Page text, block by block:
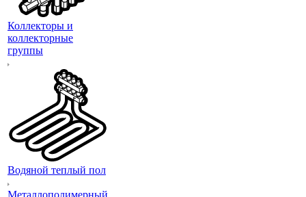
Коллекторы и
коллекторные
группы
Водяной теплый пол